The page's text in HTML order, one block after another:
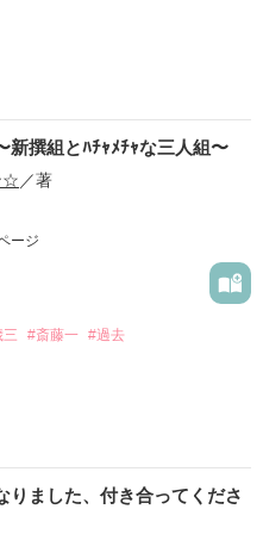
読む
.。o○*
読む
？』
だよ』
新撰組とﾊﾁｬﾒﾁｬな三人組〜
☆／著
ージ
三 #斎藤一 #過去
りました、付き合ってくださ